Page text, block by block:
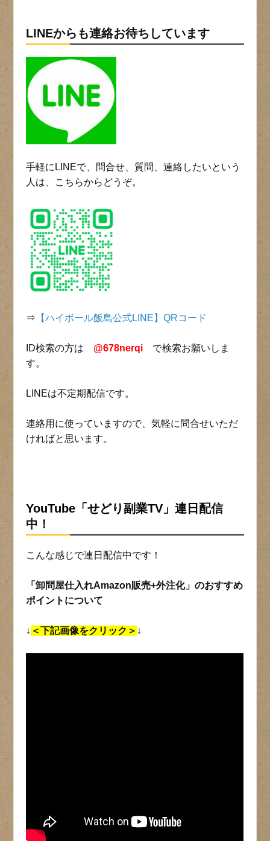
LINEからも連絡お待ちしています
手軽にLINEで、問合せ、質問、連絡したいという
人は、こちらからどうぞ。
⇒ 【ハイボール飯島公式LINE】QRコード
ID検索の方は @678nerqi
で検索お願いしま
す。
LINEは不定期配信です。
連絡用に使っていますので、気軽に問合せいただ
ければと思います。
YouTube「せどり副業TV」連日 配信
中！
こんな感じで連日配信中です！
「卸問屋仕入れAmazon販売+外注化」のおすすめ
ポイントについて
↓ ＜下記画像をクリック＞ ↓